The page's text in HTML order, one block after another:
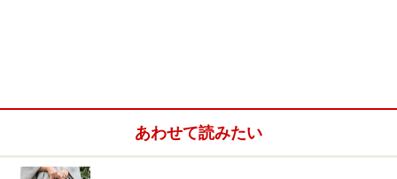
あわせて読みたい